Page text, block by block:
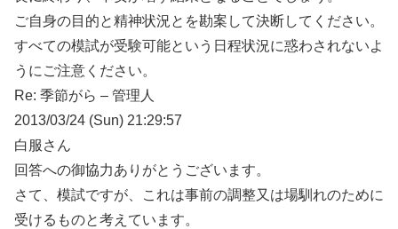
ご自身の目的と精神状況とを勘案して決断してください。
すべての模試が受験可能という日程状況に惑わされないよ
うにご注意ください。
Re: 季節がら – 管理人
2013/03/24 (Sun) 21:29:57
白服さん
回答への御協力ありがとうございます。
さて、模試ですが、これは事前の調整又は場馴れのために
受けるものと考えています。